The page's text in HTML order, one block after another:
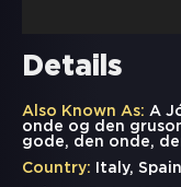
Details
Also Known As: A
onde og den
gode, den onde,
Country: Italy,